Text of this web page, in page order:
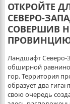
ОТКРОЙТЕ
СЕВЕРО-
СОВЕРШИВ
Ландшафт Северо-
обширной
гор. Территория
образует два
свою очередь